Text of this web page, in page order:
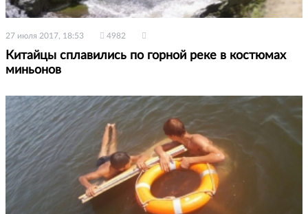
27 июля 2017, 18:53 4982
Китайцы сплавились по горной реке в костюмах
миньонов